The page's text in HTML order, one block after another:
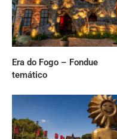
Era do Fogo – Fondue
temático